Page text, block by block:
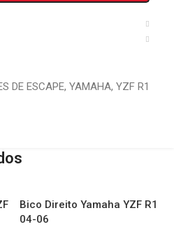
DE ESCAPE, YAMAHA, YZF R1
Bico Direito Yamaha YZF R1
04-06